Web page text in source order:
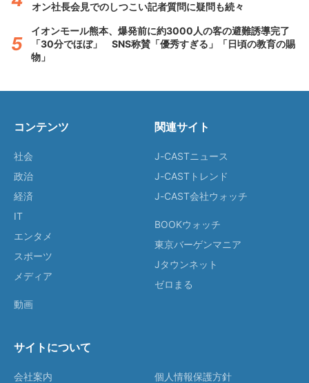
オン社長会見でのしつこい記者質問に疑問も続々
イオンモール熊本、爆発前に約3000人の客の避難誘導完了
「30分でほぼ」 SNS称賛「優秀すぎる」「日頃の教育の賜
物」
コンテンツ
社会
政治
経済
IT
エンタメ
スポーツ
メディア
動画
関連サイト
J-CASTニュース
J-CASTトレンド
J-CAST会社ウォッチ
BOOKウォッチ
東京バーゲンマニア
Jタウンネット
ゼロまる
サイトについて
会社案内 個人情報保護方針